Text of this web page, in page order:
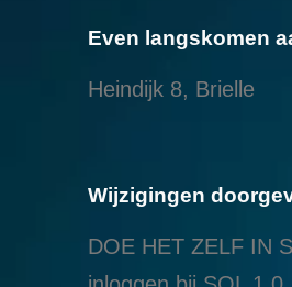
Even langskomen
Heindijk 8, Brielle
Wijzigingen
DOE HET ZELF IN